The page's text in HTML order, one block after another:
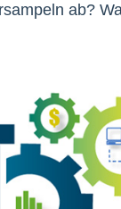
ab?